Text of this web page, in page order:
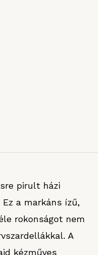
pirult házi
a markáns ízű,
rokonságot nem
A
kézműves